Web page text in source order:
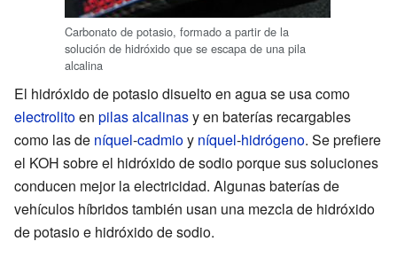
Carbonato de potasio, formado a partir de la
solución de hidróxido que se escapa de una pila
alcalina
El hidróxido de potasio disuelto en agua se usa como
electrolitoen pilas alcalinasy en baterías recargables
como las de níquel-cadmioy níquel-hidrógeno. Se prefiere
el KOH sobre el hidróxido de sodio porque sus soluciones
conducen mejor la electricidad. Algunas baterías de
vehículos híbridos también usan una mezcla de hidróxido
de potasio e hidróxido de sodio.